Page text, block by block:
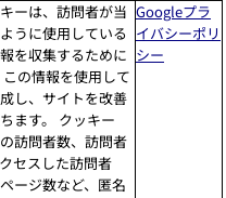
ーは、訪問者が当
うに使用している
を収集するために
の情報を使用して
し、サイトを改善
ます。 クッキー
訪問者数、訪問者
セスした訪問者
ージ数など、匿名
Googleプラ
イバシーポリ
シー